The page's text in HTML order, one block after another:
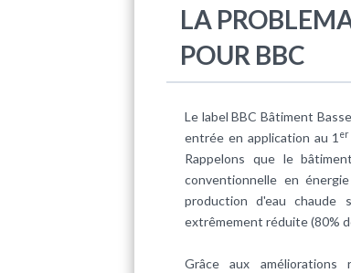
LA
POUR BBC
Le label BBCBâtiment
entrée en application au 1 er
Rappelons que le
conventionnelle en
production d'eau chaude
extrêmement réduite (80%
Grâce aux